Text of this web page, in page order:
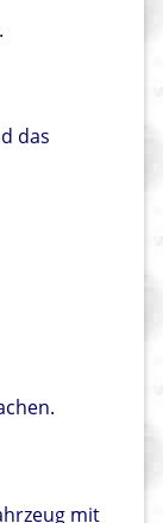
das
mit